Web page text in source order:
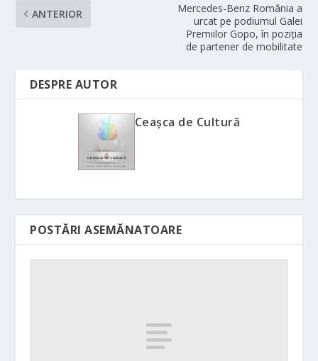
ANTERIOR
Mercedes-Benz România a
urcat pe podiumul Galei
Premiilor Gopo, în poziția
de partener de mobilitate
DESPRE AUTOR
Ceașca de Cultură
POSTĂRI ASEMĂNATOARE